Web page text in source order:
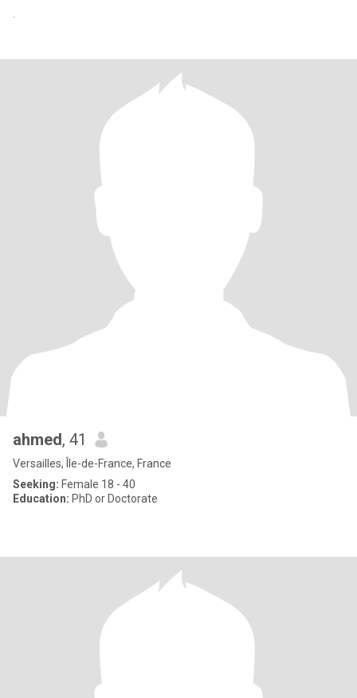
ahmed, 41
Versailles, Île-de-France, France
Seeking: Female 18 - 40
Education: PhD or Doctorate